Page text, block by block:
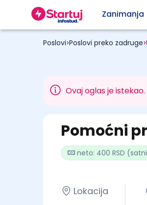
Zanimanja
Poslovi>Poslovi preko zadruge>
Ovaj oglas je
Pomoćni
Lokacija
neto: 400 RSD